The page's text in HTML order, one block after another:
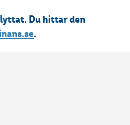
Du hittar den
.